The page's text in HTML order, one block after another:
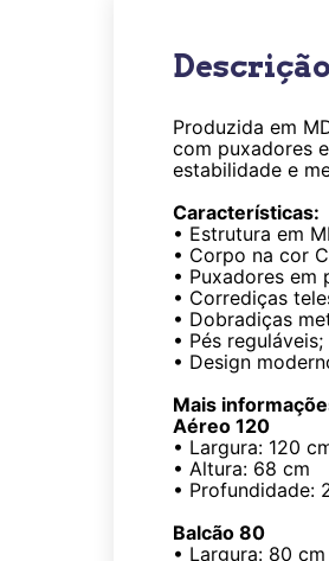
Descrição
Produzida em
com puxadores
estabilidade e
Características:
• Estrutura em
• Corpo na cor
• Puxadores em
• Corrediças
• Dobradiças
• Pés reguláveis;
• Design
Mais
Aéreo 120
• Largura: 120
• Altura: 68 cm
• Profundidade:
Balcão 80
• Largura: 80 cm